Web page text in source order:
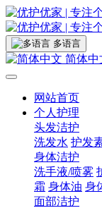
多语言
简体中
网站首页
个人护理
头发洁护
洗发水 护发
身体洁护
洗手液/喷雾
霜 身体油 身
面部洁护